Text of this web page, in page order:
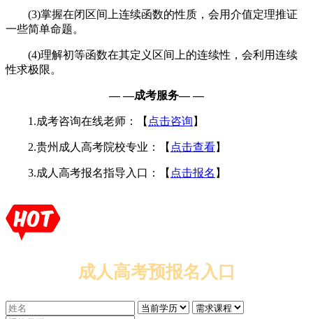
(3)掌握在闭区间上连续函数的性质，会用介值定理推证
一些简单命题。
(4)理解初等函数在其定义区间上的连续性，会利用连续
性求极限。
— —成考服务— —
1.成考咨询在线老师：【 点击咨询 】
2.贵州成人高考院校专业：【 点击查看】
3.成人高考报名指导入口：【 点击报名 】
成人高考预报名入口